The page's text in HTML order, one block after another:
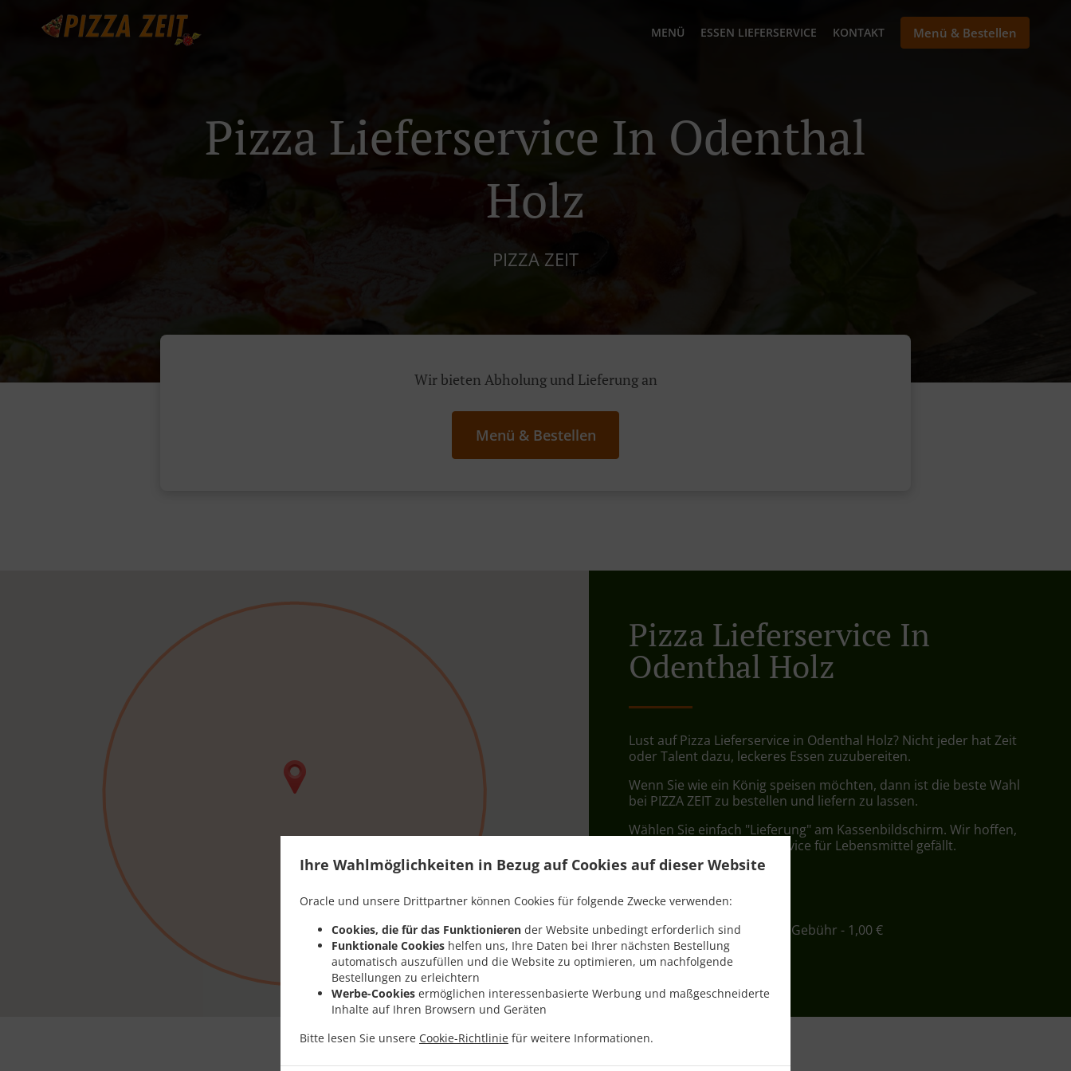
Ihre Wahlmöglichkeiten in Bezug auf Cookies auf dieser Website
Oracle und unsere Drittpartner können Cookies für folgende Zwecke verwenden:
Cookies, die für das Funktionieren der Website unbedingt erforderlich sind
Funktionale Cookies helfen uns, Ihre Daten bei Ihrer nächsten Bestellung
automatisch auszufüllen und die Website zu optimieren, um nachfolgende
Bestellungen zu erleichtern
Werbe-Cookies ermöglichen interessenbasierte Werbung und maßgeschneiderte
Inhalte auf Ihren Browsern und Geräten
Bitte lesen Sie unsere Cookie-Richtlinie für weitere Informationen.
MENÜ ESSEN LIEFERSERVICE KONTAKT Menü & Bestellen
Pizza Lieferservice In Odenthal
Holz
PIZZA ZEIT
Wir bieten Abholung und Lieferung an
Menü & Bestellen
Pizza Lieferservice In
Odenthal Holz
Lust auf Pizza Lieferservice in Odenthal Holz? Nicht jeder hat Zeit
oder Talent dazu, leckeres Essen zuzubereiten.
Wenn Sie wie ein König speisen möchten, dann ist die beste Wahl
bei PIZZA ZEIT zu bestellen und liefern zu lassen.
Wählen Sie einfach "Lieferung" am Kassenbildschirm. Wir hoffen,
dass Ihnen unser Lieferservice für Lebensmittel gefällt.
Zone 1, Mind. - 12,00 €, Gebühr - 1,00 €